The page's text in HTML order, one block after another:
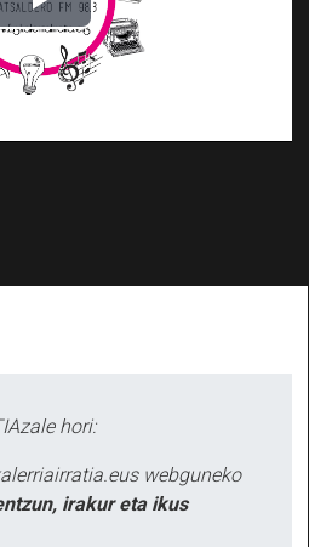
hori:
webguneko
irakur eta ikus